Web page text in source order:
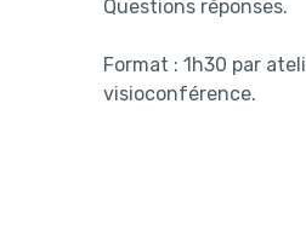
Questions réponses.
Format : 1h30 par
visioconférence.